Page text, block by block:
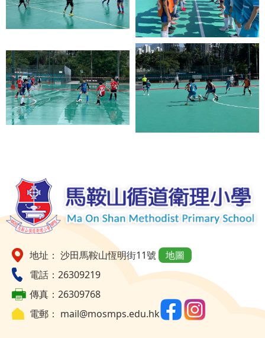
地址： 沙田馬鞍山恆明街11號
地圖
電話：26309219
傳真：26309768
電郵： mail@mosmps.edu.hk